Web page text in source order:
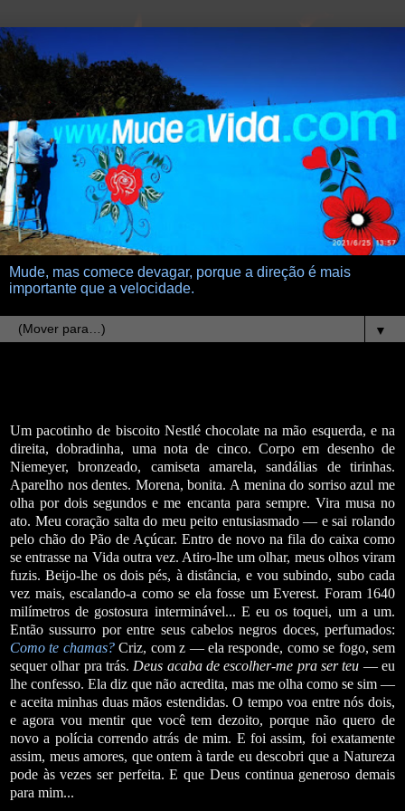
Mude, mas comece devagar, porque a direção é mais
importante que a velocidade.
▼
Um pacotinho de biscoito Nestlé chocolate na mão esquerda, e na
direita, dobradinha, uma nota de cinco. Corpo em desenho de
Niemeyer, bronzeado, camiseta amarela, sandálias de tirinhas.
Aparelho nos dentes. Morena, bonita. A menina do sorriso azul me
olha por dois segundos e me encanta para sempre. Vira musa no
ato. Meu coração salta do meu peito entusiasmado — e sai rolando
pelo chão do Pão de Açúcar. Entro de novo na fila do caixa como
se entrasse na Vida outra vez. Atiro-lhe um olhar, meus olhos viram
fuzis. Beijo-lhe os dois pés, à distância, e vou subindo, subo cada
vez mais, escalando-a como se ela fosse um Everest. Foram 1640
milímetros de gostosura interminável... E eu os toquei, um a um.
Então sussurro por entre seus cabelos negros doces, perfumados:
Como te chamas?Criz, com z — ela responde, como se fogo, sem
sequer olhar pra trás. Deus acaba de escolher-me pra ser teu — eu
lhe confesso. Ela diz que não acredita, mas me olha como se sim —
e aceita minhas duas mãos estendidas. O tempo voa entre nós dois,
e agora vou mentir que você tem dezoito, porque não quero de
novo a polícia correndo atrás de mim. E foi assim, foi exatamente
assim, meus amores, que ontem à tarde eu descobri que a Natureza
pode às vezes ser perfeita. E que Deus continua generoso demais
para mim...